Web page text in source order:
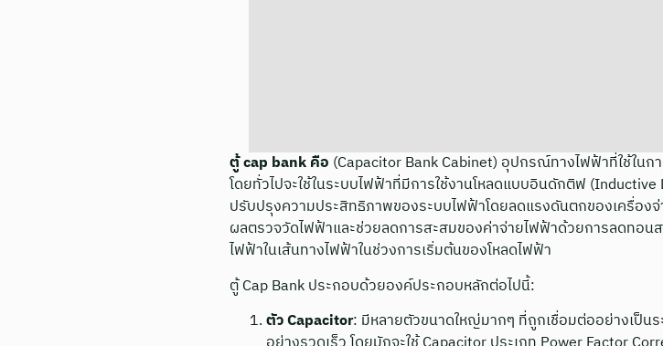
ตู้ cap bank คือ (Capacitor Bank Cabinet) อุปกรณ์ทางไฟฟ้าที่ใช้ใน
โดยทั่วไปจะใช้ในระบบไฟฟ้าที่มีการใช้งานโหลดแบบอินดักติฟ
ปรับปรุงความประสิทธิภาพของระบบไฟฟ้าโดยลดแรงดันตกของเครื่อง
ผลตรวจวัดไฟฟ้าและช่วยลดการสะสมของค่าจ่ายไฟฟ้าด้วยการลดทอน
ไฟฟ้าในเส้นทางไฟฟ้าในช่วงการเริ่มต้นของโหลดไฟฟ้า
ตู้ Cap Bank ประกอบด้วยองค์ประกอบหลักต่อไปนี้:
ตัว Capacitor: มีหลายตัวขนาดใหญ่มากๆ ที่ถูกเชื่อมต่ออย่างเป็น